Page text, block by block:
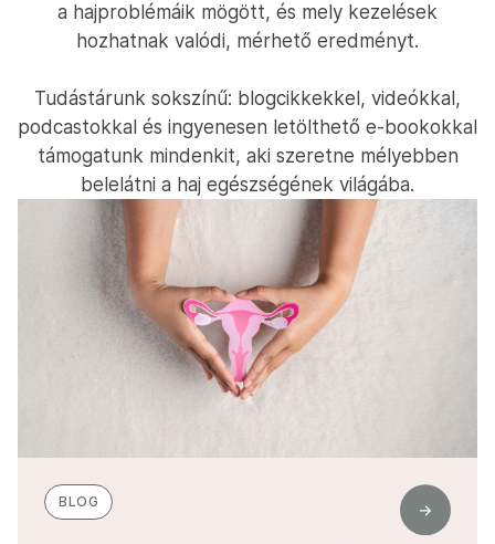
a hajproblémáik mögött, és mely kezelések
hozhatnak valódi, mérhető eredményt.
Tudástárunk sokszínű: blogcikkekkel, videókkal,
podcastokkal és ingyenesen letölthető e-bookokkal
támogatunk mindenkit, aki szeretne mélyebben
belelátni a haj egészségének világába.
BLOG